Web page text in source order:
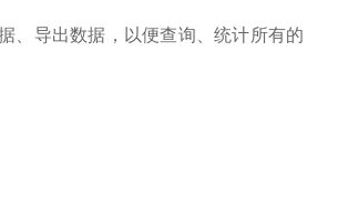
、导出数据，以便查询、统计所有的